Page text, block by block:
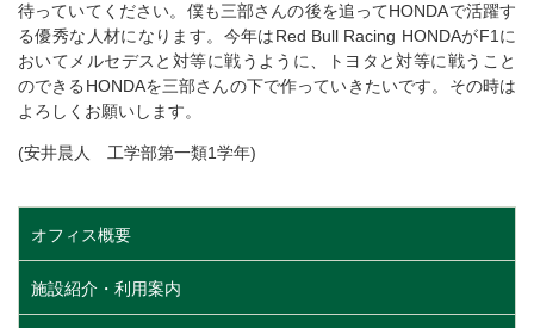
待っていてください。僕も三部さんの後を追ってHONDAで活躍す
る優秀な人材になります。今年はRed Bull Racing HONDAがF1に
おいてメルセデスと対等に戦うように、トヨタと対等に戦うこと
のできるHONDAを三部さんの下で作っていきたいです。その時は
よろしくお願いします。
(安井晨人 工学部第一類1学年)
オフィス概要
施設紹介・利用案内